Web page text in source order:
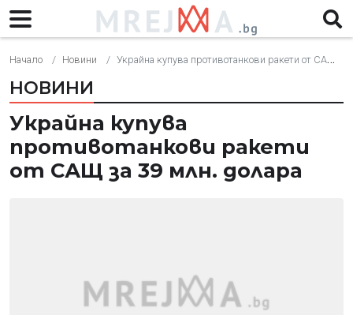
Начало Новини Украйна купува противотанкови ракети от САЩ за 39 млн. долара
НОВИНИ
Украйна купува
противотанкови ракети
от САЩ за 39 млн. долара